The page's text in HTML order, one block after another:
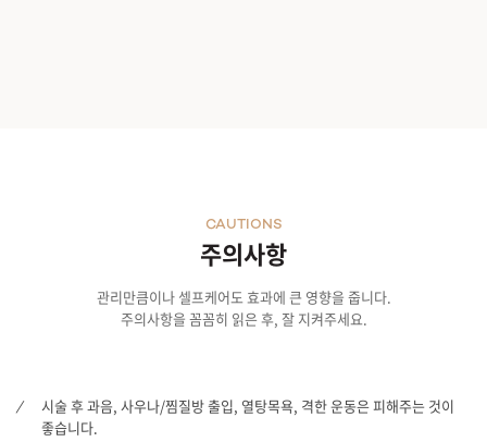
주의사항
CAUTIONS
관리만큼이나 셀프케어도 효과에 큰 영향을 줍니다.
주의사항을 꼼꼼히 읽은 후, 잘 지켜주세요.
시술 후 과음, 사우나/찜질방 출입, 열탕목욕, 격한 운동은 피해주는 것이
좋습니다.